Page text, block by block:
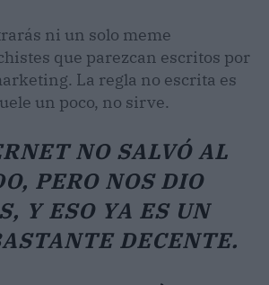
ni un solo meme
que parezcan escritos por
La regla no escrita es
un poco, no sirve.
NO SALVÓ AL
PERO NOS DIO
Y ESO YA ES UN
DECENTE.